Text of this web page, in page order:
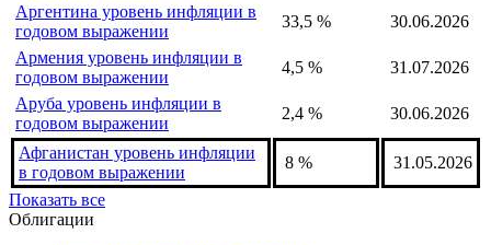
Аргентина уровень инфляции в
годовом выражении
33,5 %
30.06.2026
Армения уровень инфляции в
годовом выражении
4,5 %
31.07.2026
Аруба уровень инфляции в
годовом выражении
2,4 % 30.06.2026
Афганистан уровень инфляции
в годовом выражении
8 %
31.05.2026
Показать все
Облигации